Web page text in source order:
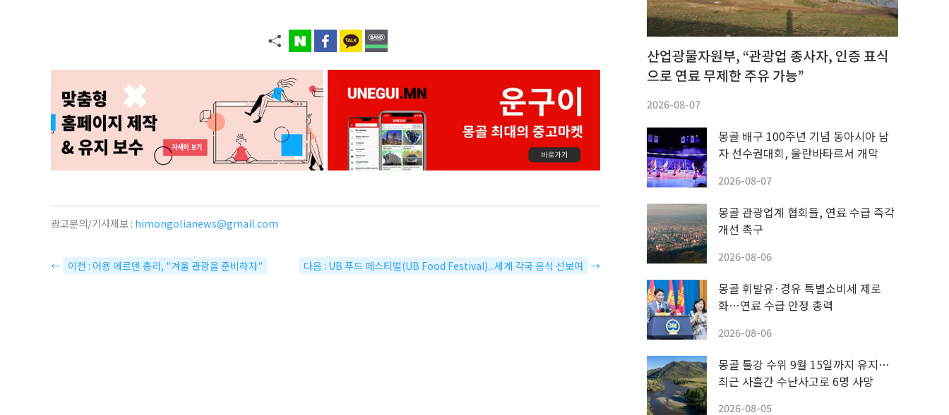
광고문의/기사제보 : himongolianews@gmail.com
← 이전 : 어용 에르덴 총리, "겨울 관광을 준비하자" 다음 : UB 푸드 페스티벌(UB Food Festival)...세계 각국 음식 선보여 →
산업광물자원부, “관광업 종사자, 인증 표식
으로 연료 무제한 주유 가능”
2026-08-07
몽골 배구 100주년 기념 동아시아 남
자 선수권대회, 울란바타르서 개막
2026-08-07
몽골 관광업계 협회들, 연료 수급 즉각
개선 촉구
2026-08-06
몽골 휘발유·경유 특별소비세 제로
화…연료 수급 안정 총력
2026-08-06
몽골 툴강 수위 9월 15일까지 유지…
최근 사흘간 수난사고로 6명 사망
2026-08-05